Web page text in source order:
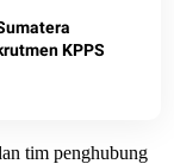
KPPS
tim penghubung